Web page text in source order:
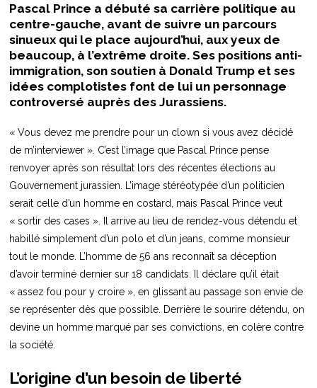
Pascal Prince a débuté sa carrière politique au
centre-gauche, avant de suivre un parcours
sinueux qui le place aujourd’hui, aux yeux de
beaucoup, à l’extrême droite. Ses positions anti-
immigration, son soutien à Donald Trump et ses
idées complotistes font de lui un personnage
controversé auprès des Jurassiens.
« Vous devez me prendre pour un clown si vous avez décidé
de m’interviewer ». C’est l’image que Pascal Prince pense
renvoyer après son résultat lors des récentes élections au
Gouvernement jurassien. L’image stéréotypée d’un politicien
serait celle d’un homme en costard, mais Pascal Prince veut
« sortir des cases ». Il arrive au lieu de rendez-vous détendu et
habillé simplement d’un polo et d’un jeans, comme monsieur
tout le monde. L’homme de 56 ans reconnaît sa déception
d’avoir terminé dernier sur 18 candidats. Il déclare qu’il était
« assez fou pour y croire », en glissant au passage son envie de
se représenter dès que possible. Derrière le sourire détendu, on
devine un homme marqué par ses convictions, en colère contre
la société.
L’origine d’un besoin de liberté